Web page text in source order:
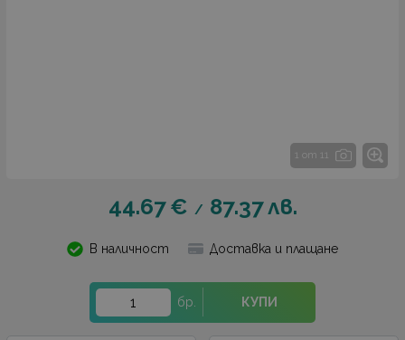
1 от 11
44.67€ / 87.37лв.
В наличност Доставка и плащане
бр. КУПИ